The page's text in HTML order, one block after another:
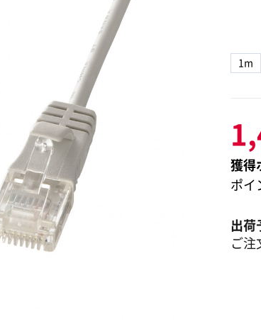
1m
獲得
ポイ
出荷
ご